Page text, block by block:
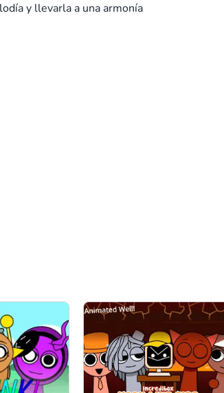
y llevarla a una armonía